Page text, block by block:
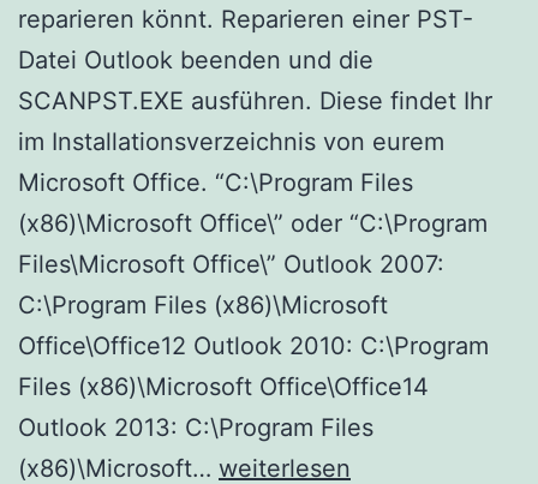
reparieren könnt. Reparieren einer PST-
Datei Outlook beenden und die
SCANPST.EXE ausführen. Diese findet Ihr
im Installationsverzeichnis von eurem
Microsoft Office. “C:\Program Files
(x86)\Microsoft Office\” oder “C:\Program
Files\Microsoft Office\” Outlook 2007:
C:\Program Files (x86)\Microsoft
Office\Office12 Outlook 2010: C:\Program
Files (x86)\Microsoft Office\Office14
Outlook 2013: C:\Program Files
(x86)\Microsoft… Outlook-
weiterlesen